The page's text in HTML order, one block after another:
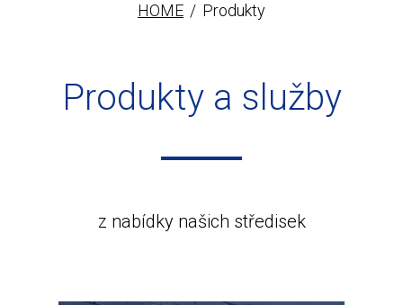
HOME Produkty
Produkty a služby
z nabídky našich středisek